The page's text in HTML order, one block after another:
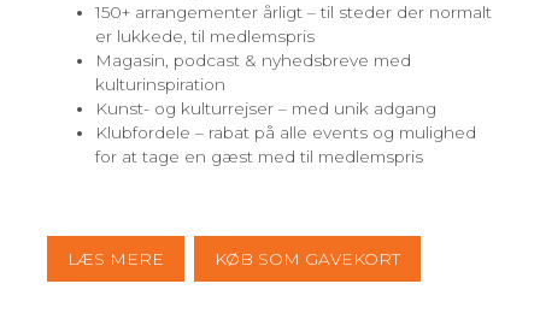
150+ arrangementer årligt – til steder der normalt
er lukkede, til medlemspris
Magasin, podcast & nyhedsbreve med
kulturinspiration
Kunst- og kulturrejser – med unik adgang
Klubfordele – rabat på alle events og mulighed
for at tage en gæst med til medlemspris
LÆS MERE KØB SOM GAVEKORT